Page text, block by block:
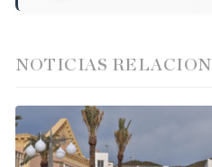
NOTICIAS